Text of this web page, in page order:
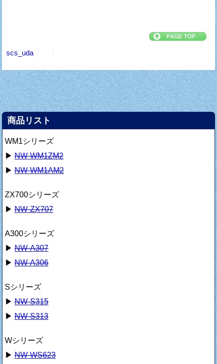
scs_uda
商品リスト
WM1シリーズ
▶NW-WM1ZM2
▶NW-WM1AM2
ZX700シリーズ
▶NW-ZX707
A300シリーズ
▶NW-A307
▶NW-A306
Sシリーズ
▶NW-S315
▶NW-S313
Wシリーズ
▶NW-WS623